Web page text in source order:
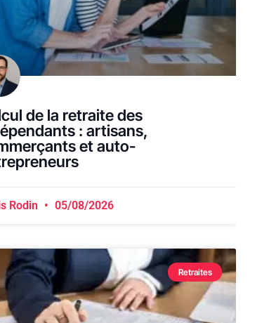
de la retraite des
: artisans,
et auto-
Rodin 05/08/2026
Retraites